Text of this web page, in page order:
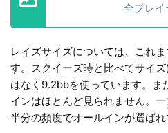
全プレ
レイズサイズについては、これ
す。スクイーズ時と比べてサイ
はなく9.2bbを使っています。ま
インはほとんど見られません。
半分の頻度でオールインが選ばれ